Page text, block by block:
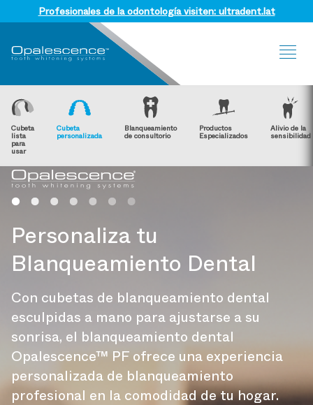
Profesionales de la odontología visiten: ultradent.lat
Cubeta
lista
para
usar
Cubeta
personalizada
Blanqueamiento
de consultorio
Productos
Especializados
Alivio de la
sensibilidad
Personaliza tu
Blanqueamiento Dental
Con cubetas de blanqueamiento dental
esculpidas a mano para ajustarse a su
sonrisa, el blanqueamiento dental
Opalescence™ PF ofrece una experiencia
personalizada de blanqueamiento
profesional en la comodidad de tu hogar.